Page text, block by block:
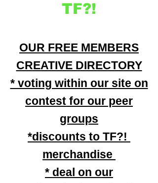
TF?!
OUR FREE MEMBERS
CREATIVE DIRECTORY
* voting within our site on
contest for our peer
groups
*discounts to TF?!
merchandise
* deal on our